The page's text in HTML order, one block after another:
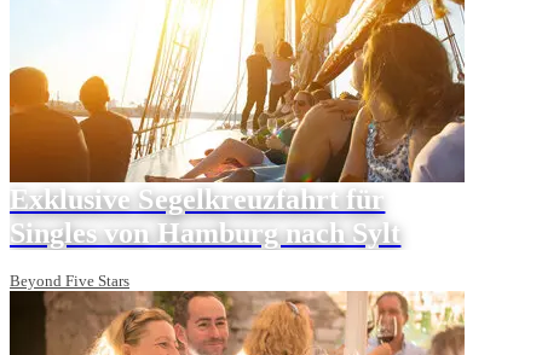
Exklusive Segelkreuzfahrt für
Singles von Hamburg nach Sylt
Beyond Five Stars